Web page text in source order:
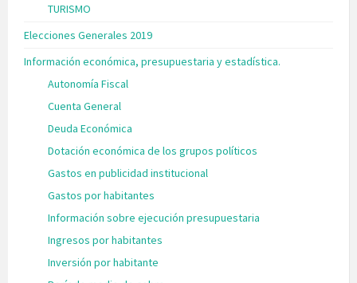
TURISMO
Elecciones Generales 2019
Información económica, presupuestaria y estadística.
Autonomía Fiscal
Cuenta General
Deuda Económica
Dotación económica de los grupos políticos
Gastos en publicidad institucional
Gastos por habitantes
Información sobre ejecución presupuestaria
Ingresos por habitantes
Inversión por habitante